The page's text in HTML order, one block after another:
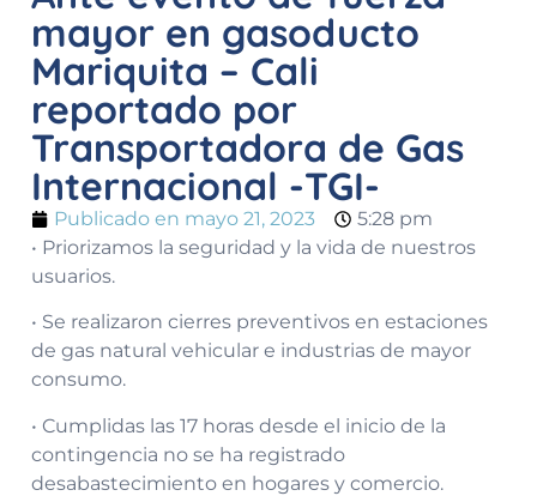
mayor en gasoducto
Mariquita – Cali
reportado por
Transportadora de Gas
Internacional -TGI-
Publicado en mayo 21, 2023
5:28 pm
• Priorizamos la seguridad y la vida de nuestros
usuarios.
• Se realizaron cierres preventivos en estaciones
de gas natural vehicular e industrias de mayor
consumo.
• Cumplidas las 17 horas desde el inicio de la
contingencia no se ha registrado
desabastecimiento en hogares y comercio.